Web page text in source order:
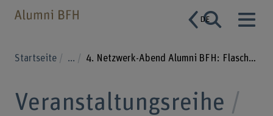
DE
Startseite ... 4. Netzwerk-Abend Alumni BFH: Flasche statt Tonne – innovative Lösungen gegen die Lebensmittelverschwendung
Veranstaltungsreihe